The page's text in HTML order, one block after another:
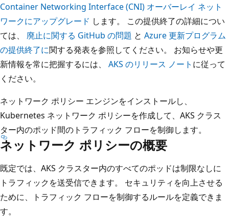
Container Networking Interface (CNI) オーバーレイ ネット
ワークにアップグレード します。 この提供終了の詳細につい
ては、 廃止に関する GitHub の問題 と Azure 更新プログラム
の提供終了に関する発表を参照してください。 お知らせや更
新情報を常に把握するには、 AKS のリリース ノート に従って
ください。
ネットワーク ポリシー エンジンをインストールし、
Kubernetes ネットワーク ポリシーを作成して、AKS クラス
ター内のポッド間のトラフィック フローを制御します。
ネットワーク ポリシーの概要
既定では、AKS クラスター内のすべてのポッドは制限なしに
トラフィックを送受信できます。 セキュリティを向上させる
ために、トラフィック フローを制御するルールを定義できま
す。